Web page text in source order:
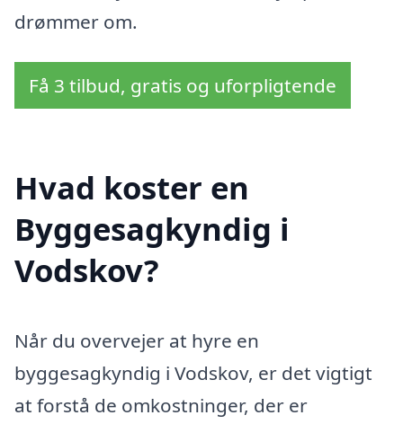
drømmer om.
Få 3 tilbud, gratis og uforpligtende
Hvad koster en
Byggesagkyndig i
Vodskov?
Når du overvejer at hyre en
byggesagkyndig i Vodskov, er det vigtigt
at forstå de omkostninger, der er